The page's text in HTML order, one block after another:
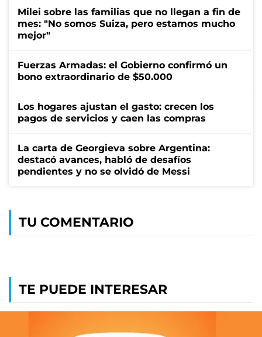
Milei sobre las familias que no llegan a fin de
mes: "No somos Suiza, pero estamos mucho
mejor"
Fuerzas Armadas: el Gobierno confirmó un
bono extraordinario de $50.000
Los hogares ajustan el gasto: crecen los
pagos de servicios y caen las compras
La carta de Georgieva sobre Argentina:
destacó avances, habló de desafíos
pendientes y no se olvidó de Messi
TU COMENTARIO
TE PUEDE INTERESAR